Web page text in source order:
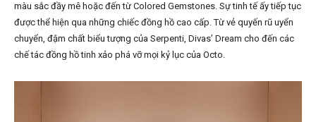
màu sắc đầy mê hoặc đến từ Colored Gemstones. Sự tinh tế ấy tiếp tục
được thể hiện qua những chiếc đồng hồ cao cấp. Từ vẻ quyến rũ uyển
chuyển, đậm chất biểu tượng của Serpenti, Divas’ Dream cho đến các
chế tác đồng hồ tinh xảo phá vỡ mọi kỷ lục của Octo.